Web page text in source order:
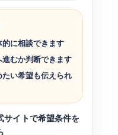
に相談できます
むか判断できます
い希望も伝えられ
サイトで希望条件を